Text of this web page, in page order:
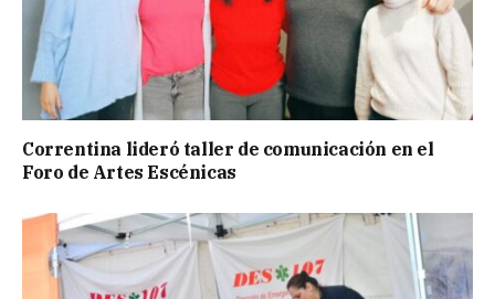
Correntina lideró taller de comunicación en el
Foro de Artes Escénicas